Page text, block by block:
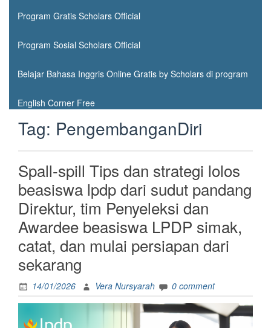
Program Gratis Scholars Official
Program Sosial Scholars Official
Belajar Bahasa Inggris Online Gratis by Scholars di program
English Corner Free
Tag: PengembanganDiri
Spall-spill Tips dan strategi lolos
beasiswa lpdp dari sudut pandang
Direktur, tim Penyeleksi dan
Awardee beasiswa LPDP simak,
catat, dan mulai persiapan dari
sekarang
14/01/2026 Vera Nursyarah 0 comment